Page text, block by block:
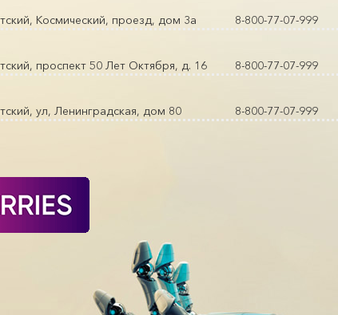
Космический, проезд, дом 3а 8-800-77-07-999
проспект 50 Лет Октября, д. 16 8-800-77-07-999
ул, Ленинградская, дом 80 8-800-77-07-999